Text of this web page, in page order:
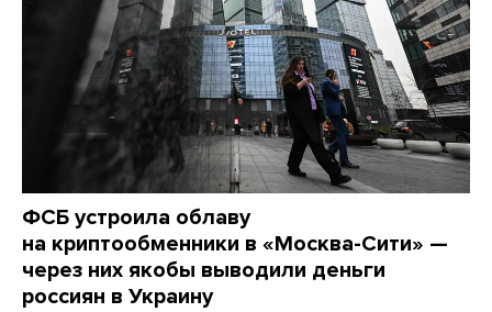
ФСБ устроила облаву
на криптообменники в «Москва-Сити» —
через них якобы выводили деньги
россиян в Украину